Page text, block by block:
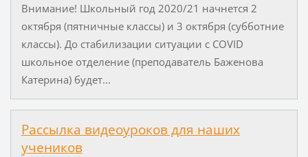
Внимание! Школьный год 2020/21 начнется 2
октября (пятничные классы) и 3 октября (субботние
классы). До стабилизации ситуации c COVID
школьное отделение (преподаватель Баженова
Катерина) будет...
Рассылка видеоуроков для наших
учеников